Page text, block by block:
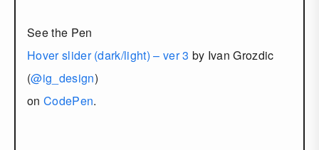
See the Pen
Hover slider (dark/light) – ver 3 by Ivan Grozdic
(@ig_design)
on CodePen.